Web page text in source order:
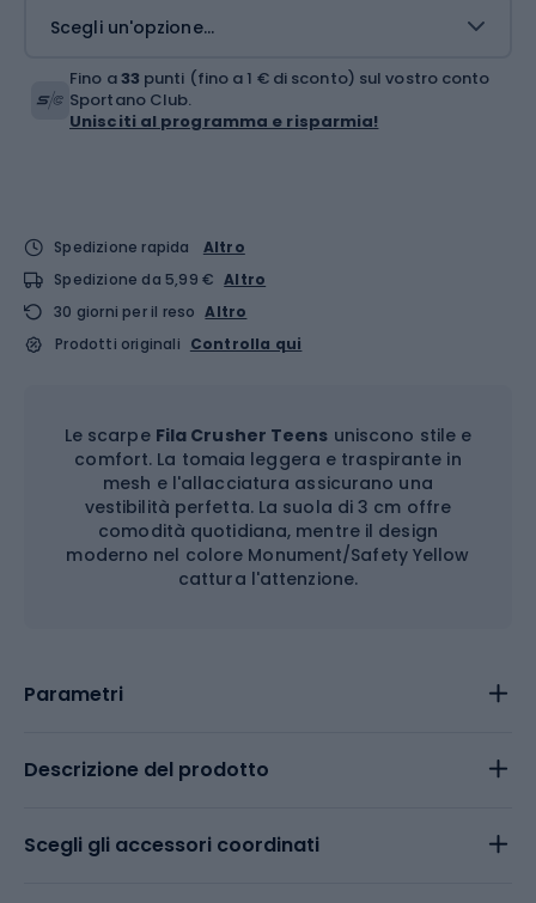
Scegli un'opzione...
Fino a33 punti (fino a 1 € di sconto) sul vostro conto
Sportano Club.
Unisciti al programma e risparmia!
Spedizione rapida
Altro
Spedizione da 5,99 € Altro
30 giorni per il reso Altro
Prodotti originali Controlla qui
Le scarpe Fila Crusher Teens uniscono stile e
comfort. La tomaia leggera e traspirante in
mesh e l'allacciatura assicurano una
vestibilità perfetta. La suola di 3 cm offre
comodità quotidiana, mentre il design
moderno nel colore Monument/Safety Yellow
cattura l'attenzione.
Parametri
Descrizione del prodotto
Scegli gli accessori coordinati